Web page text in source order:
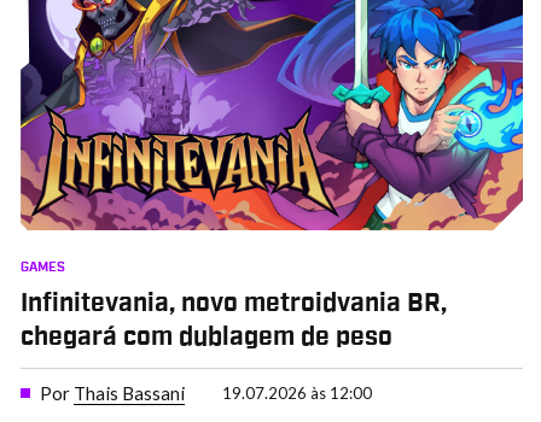
GAMES
Infinitevania, novo metroidvania BR,
chegará com dublagem de peso
Por Thais Bassani 19.07.2026 às 12:00